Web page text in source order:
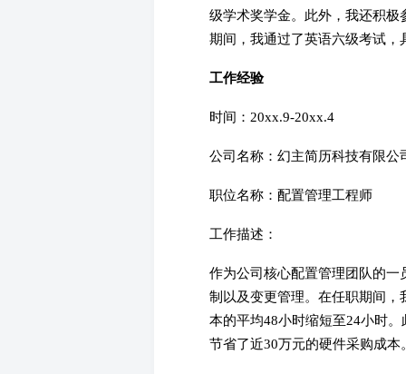
级学术奖学金。此外，我还积
期间，我通过了英语六级考试
工作经验
时间：20xx.9-20xx.4
公司名称：幻主简历科技有限公
职位名称：配置管理工程师
工作描述：
作为公司核心配置管理团队的
制以及变更管理。在任职期间
本的平均48小时缩短至24小时
节省了近30万元的硬件采购成本